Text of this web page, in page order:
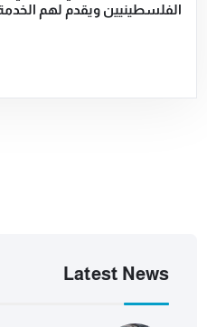
الفلسطينيين ويقدم لهم الخدمة
Latest News